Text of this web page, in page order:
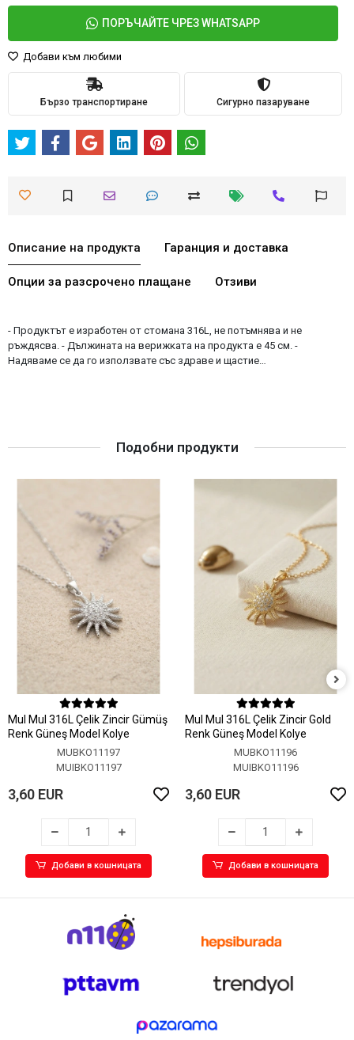
ПОРЪЧАЙТЕ ЧРЕЗ WHATSAPP
Добави към любими
Бързо транспортиране Сигурно пазаруване
Описание на продукта Гаранция и доставка
Опции за разсрочено плащане Отзиви
- Продуктът е изработен от стомана 316L, не потъмнява и не
ръждясва. - Дължината на верижката на продукта е 45 см. -
Надяваме се да го използвате със здраве и щастие…
Подобни продукти
MuI MuI 316L Çelik Zincir Gümüş
Renk Güneş Model Kolye
MUBKO11197
MUIBKO11197
3,60 EUR
Добави в кошницата
MuI MuI 316L Çelik Zincir Gold
Renk Güneş Model Kolye
MUBKO11196
MUIBKO11196
3,60 EUR
Добави в кошницата